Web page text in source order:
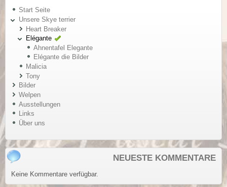
Start Seite
Unsere Skye terrier
Heart Breaker
Elégante
Ahnentafel Elegante
Elégante die Bilder
Malicia
Tony
Bilder
Welpen
Ausstellungen
Links
Über uns
NEUESTE KOMMENTARE
Keine Kommentare verfügbar.